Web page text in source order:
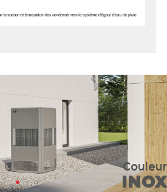
Couleur
INOX